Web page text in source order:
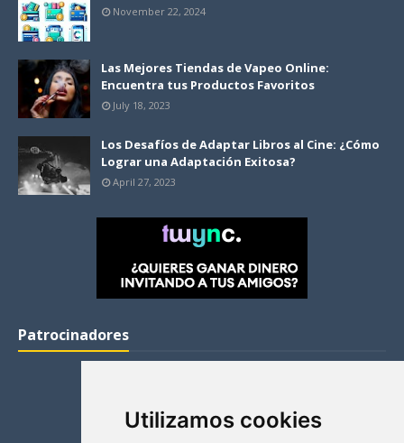
Utilizamos cookies
November 22, 2024
Las Mejores Tiendas de Vapeo Online:
Encuentra tus Productos Favoritos
July 18, 2023
Los Desafíos de Adaptar Libros al Cine: ¿Cómo
Lograr una Adaptación Exitosa?
April 27, 2023
Patrocinadores